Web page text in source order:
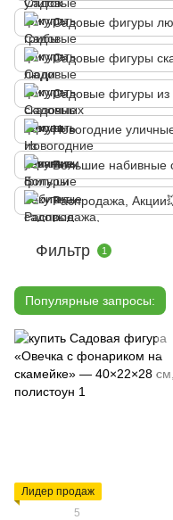
Садовые фигуры
Садовые фигуры
Садовые фигуры из
Новогодние
Большие набивные
Распродажа,
Фильтр 1
Популярные запросы:
Лидер продаж
5